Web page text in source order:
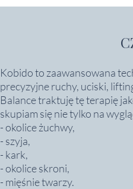
Kobido to zaawansowana
precyzyjne ruchy, uciski,
Balance traktuję tę terapię
skupiam się nie tylko na
- okolice żuchwy,
- szyja,
- kark,
- okolice skroni,
- mięśnie twarzy.